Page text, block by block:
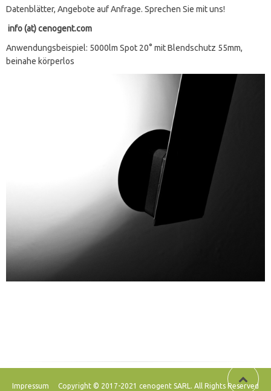
Datenblätter, Angebote auf Anfrage. Sprechen Sie mit uns!
info (at) cenogent.com
Anwendungsbeispiel: 5000lm Spot 20° mit Blendschutz 55mm,
beinahe körperlos
Impressum Copyright © 2017-2021 cenogent SARL. All Rights Reserved